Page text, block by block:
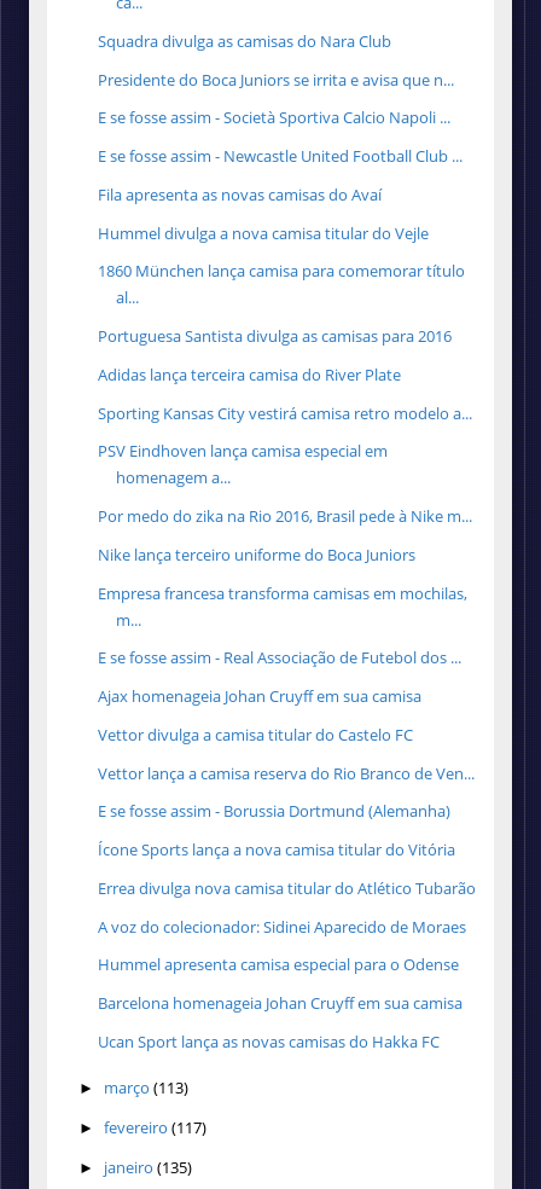
Squadra divulga as camisas do Nara Club
Presidente do Boca Juniors se irrita e avisa que n...
E se fosse assim - Società Sportiva Calcio Napoli ...
E se fosse assim - Newcastle United Football Club ...
Fila apresenta as novas camisas do Avaí
Hummel divulga a nova camisa titular do Vejle
1860 München lança camisa para comemorar título
al...
Portuguesa Santista divulga as camisas para 2016
Adidas lança terceira camisa do River Plate
Sporting Kansas City vestirá camisa retro modelo a...
PSV Eindhoven lança camisa especial em
homenagem a...
Por medo do zika na Rio 2016, Brasil pede à Nike m...
Nike lança terceiro uniforme do Boca Juniors
Empresa francesa transforma camisas em mochilas,
m...
E se fosse assim - Real Associação de Futebol dos ...
Ajax homenageia Johan Cruyff em sua camisa
Vettor divulga a camisa titular do Castelo FC
Vettor lança a camisa reserva do Rio Branco de Ven...
E se fosse assim - Borussia Dortmund (Alemanha)
Ícone Sports lança a nova camisa titular do Vitória
Errea divulga nova camisa titular do Atlético Tubarão
A voz do colecionador: Sidinei Aparecido de Moraes
Hummel apresenta camisa especial para o Odense
Barcelona homenageia Johan Cruyff em sua camisa
Ucan Sport lança as novas camisas do Hakka FC
► março (113)
► fevereiro (117)
► janeiro (135)